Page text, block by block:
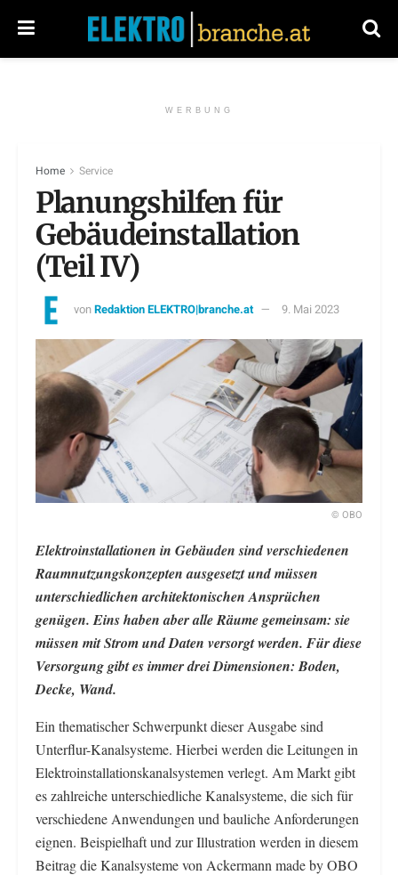
WERBUNG
Home Service
Planungshilfen für
Gebäudeinstallation
(Teil IV)
vonRedaktion ELEKTRO|branche.at 9. Mai 2023
© OBO
Elektroinstallationen in Gebäuden sind verschiedenen
Raumnutzungskonzepten ausgesetzt und müssen
unterschiedlichen architektonischen Ansprüchen
genügen. Eins haben aber alle Räume gemeinsam: sie
müssen mit Strom und Daten versorgt werden. Für diese
Versorgung gibt es immer drei Dimensionen: Boden,
Decke, Wand.
Ein thematischer Schwerpunkt dieser Ausgabe sind
Unterflur-Kanalsysteme. Hierbei werden die Leitungen in
Elektroinstallationskanalsystemen verlegt. Am Markt gibt
es zahlreiche unterschiedliche Kanalsysteme, die sich für
verschiedene Anwendungen und bauliche Anforderungen
eignen. Beispielhaft und zur Illustration werden in diesem
Beitrag die Kanalsysteme von Ackermann made by OBO